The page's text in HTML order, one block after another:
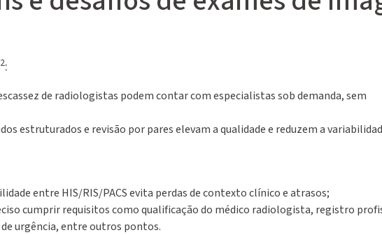
:
de radiologistas podem contar com especialistas sob demanda, sem
estruturados e revisão por pares elevam a qualidade e reduzem a
entre HIS/RIS/PACS evita perdas de contexto clínico e atrasos;
cumprir requisitos como qualificação do médico radiologista, registro
urgência, entre outros pontos.